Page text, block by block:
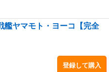
ヤマモト・ヨーコ【完全
登録して購入